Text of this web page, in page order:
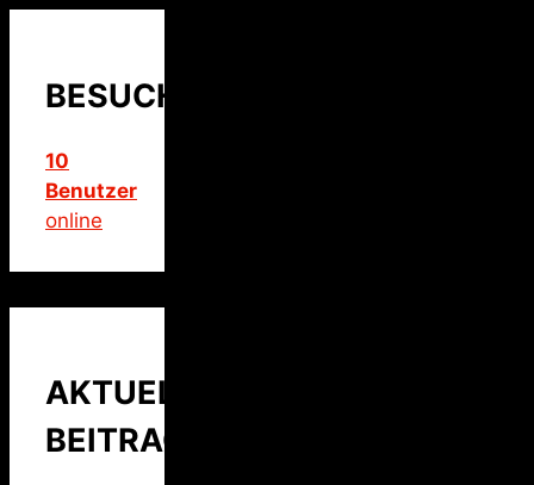
BESUCHER
10
Benutzer
online
AKTUELLER
BEITRAG